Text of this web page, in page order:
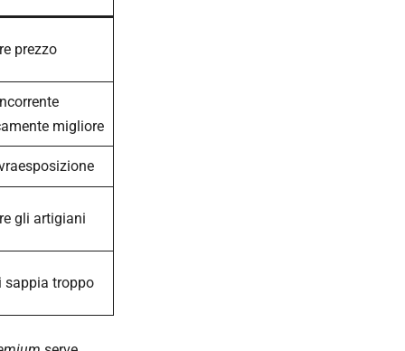
prezzo
migliore
gli artigiani
sappia troppo